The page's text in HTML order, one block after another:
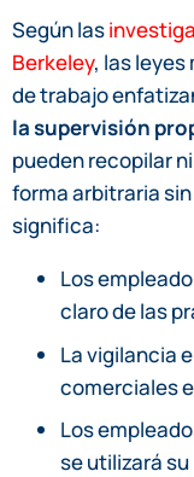
Según las
Berkeley, las leyes
de trabajo
la supervisión
pueden recopilar
forma arbitraria
significa:
Los
claro de las
La vigilancia
comerciales
Los
se utilizará